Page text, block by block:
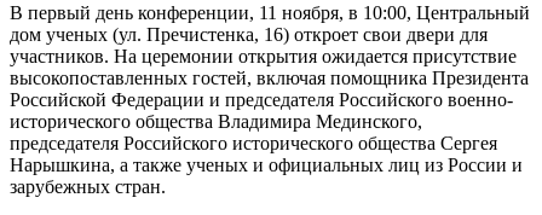
В первый день конференции, 11 ноября, в 10:00, Центральный
дом ученых (ул. Пречистенка, 16) откроет свои двери для
участников. На церемонии открытия ожидается присутствие
высокопоставленных гостей, включая помощника Президента
Российской Федерации и председателя Российского военно-
исторического общества Владимира Мединского,
председателя Российского исторического общества Сергея
Нарышкина, а также ученых и официальных лиц из России и
зарубежных стран.